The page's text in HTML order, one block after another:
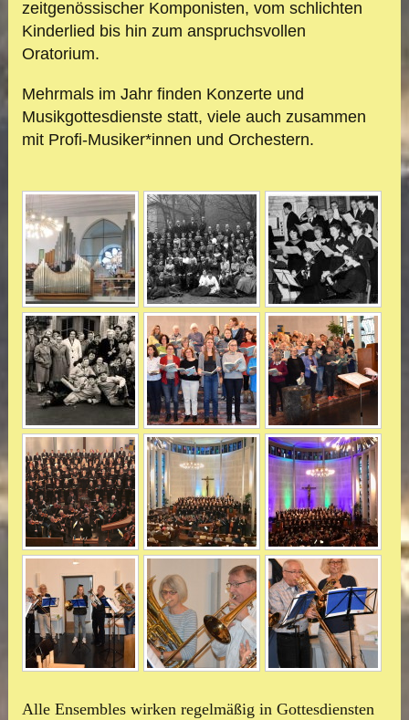
zeitgenössischer Komponisten, vom schlichten
Kinderlied bis hin zum anspruchsvollen
Oratorium.
Mehrmals im Jahr finden Konzerte und
Musikgottesdienste statt, viele auch zusammen
mit Profi-Musiker*innen und Orchestern.
Alle Ensembles wirken regelmäßig in Gottesdiensten